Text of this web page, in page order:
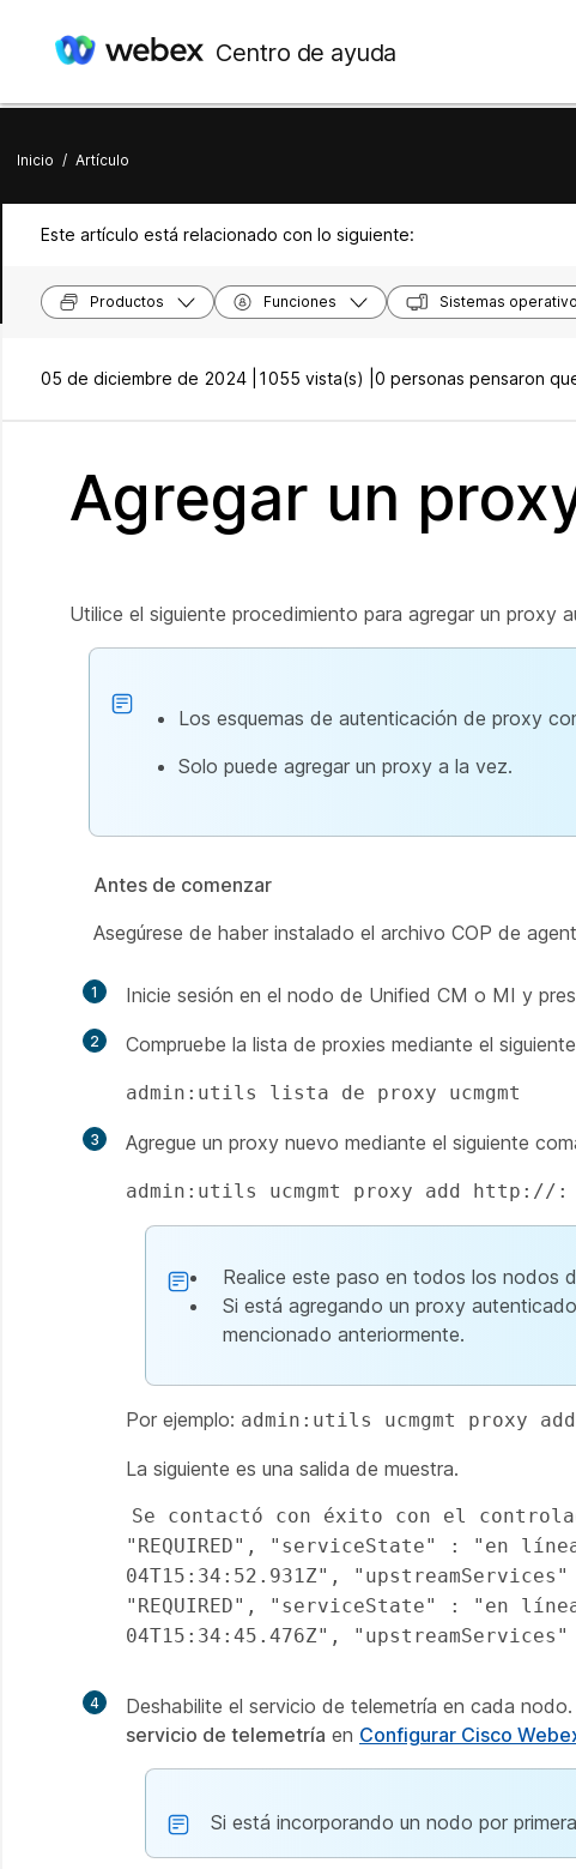
Centro de ayuda
Inicio / Artículo
Este artículo está relacionado con lo siguiente:
Productos Funciones Sistemas
05 de diciembre de 2024 | 1055 vista(s) | 0 personas pensaron
Agregar un
Utilice el siguiente procedimiento para agregar un
Los esquemas de autenticación de proxy
Solo puede agregar un proxy a la vez.
Antes de comenzar
Asegúrese de haber instalado el archivo COP de
1 Inicie sesión en el nodo de Unified CM o MI y
2 Compruebe la lista de proxies mediante el
admin:utils lista de proxy ucmgmt
3 Agregue un proxy nuevo mediante el siguiente
admin:utils ucmgmt proxy add http://:
Realice este paso en todos los nodos
Si está agregando un proxy
mencionado anteriormente.
Por ejemplo: admin:utils ucmgmt proxy
La siguiente es una salida de muestra.
Se contactó con éxito con el
"REQUIRED", "serviceState" : "en
04T15:34:52.931Z",
"REQUIRED", "serviceState" : "en
04T15:34:45.476Z",
4 Deshabilite el servicio de telemetría en cada
servicio de telemetría en Configurar Cisco
Si está incorporando un nodo por